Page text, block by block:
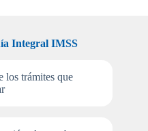
Integral IMSS
los trámites que